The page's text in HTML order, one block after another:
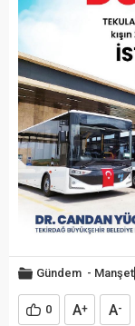
Gündem - Manşet
0 A+ A-